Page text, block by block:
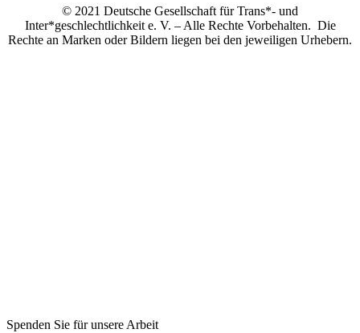
© 2021 Deutsche Gesellschaft für Trans*- und
Inter*geschlechtlichkeit e. V. – Alle Rechte Vorbehalten. Die
Rechte an Marken oder Bildern liegen bei den jeweiligen Urhebern.
Spenden Sie für unsere Arbeit